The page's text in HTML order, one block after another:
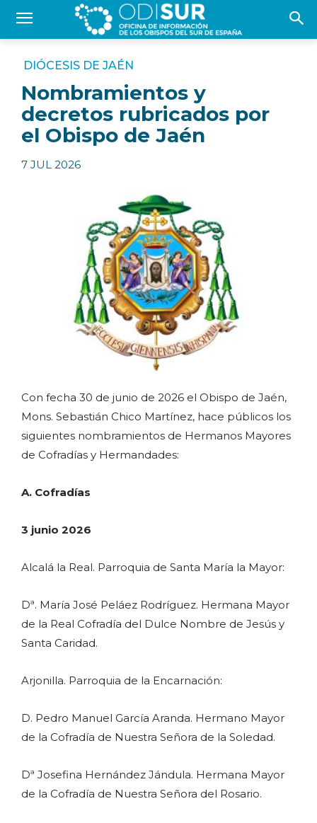
DIÓCESIS DE JAÉN
Nombramientos y
decretos rubricados por
el Obispo de Jaén
7 JUL 2026
Con fecha 30 de junio de 2026 el Obispo de Jaén,
Mons. Sebastián Chico Martínez, hace públicos los
siguientes nombramientos de Hermanos Mayores
de Cofradías y Hermandades:
A. Cofradías
3 junio 2026
Alcalá la Real. Parroquia de Santa María la Mayor:
Dª. María José Peláez Rodríguez. Hermana Mayor
de la Real Cofradía del Dulce Nombre de Jesús y
Santa Caridad.
Arjonilla. Parroquia de la Encarnación:
D. Pedro Manuel García Aranda. Hermano Mayor
de la Cofradía de Nuestra Señora de la Soledad.
Dª Josefina Hernández Jándula. Hermana Mayor
de la Cofradía de Nuestra Señora del Rosario.